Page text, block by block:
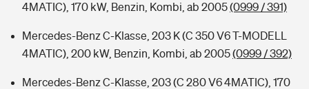
4MATIC), 170 kW, Benzin, Kombi, ab 2005(0999 / 391)
Mercedes-Benz C-Klasse, 203 K (C 350 V6 T-MODELL
4MATIC), 200 kW, Benzin, Kombi, ab 2005(0999 / 392)
Mercedes-Benz C-Klasse, 203 (C 280 V6 4MATIC), 170